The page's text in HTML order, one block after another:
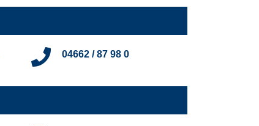
04662 / 87 98 0